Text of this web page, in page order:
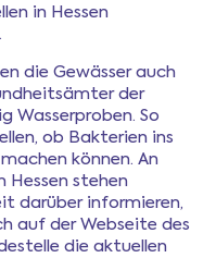
in Hessen
.
die Gewässer auch
der
Wasserproben. So
ob Bakterien ins
können. An
Hessen stehen
darüber informieren,
auf der Webseite des
die aktuellen